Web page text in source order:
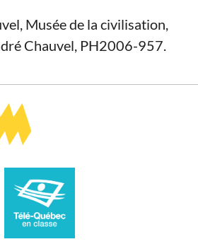
Musée de la civilisation,
Chauvel, PH2006-957.